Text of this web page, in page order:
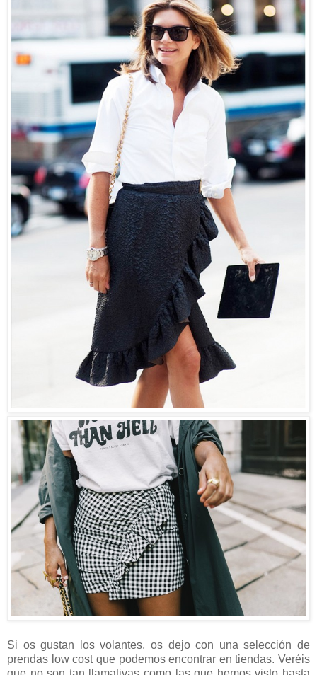
Si os gustan los volantes, os dejo con una selección de
prendas low cost que podemos encontrar en tiendas. Veréis